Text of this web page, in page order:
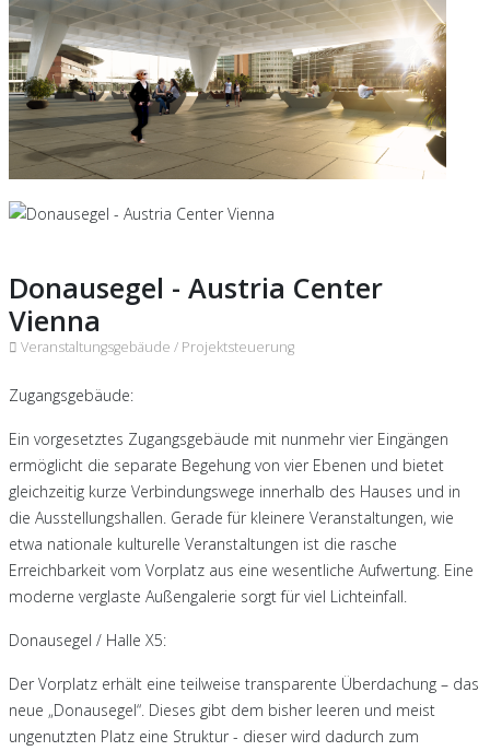
Donausegel - Austria Center
Vienna
Veranstaltungsgebäude / Projektsteuerung
Zugangsgebäude:
Ein vorgesetztes Zugangsgebäude mit nunmehr vier Eingängen
ermöglicht die separate Begehung von vier Ebenen und bietet
gleichzeitig kurze Verbindungswege innerhalb des Hauses und in
die Ausstellungshallen. Gerade für kleinere Veranstaltungen, wie
etwa nationale kulturelle Veranstaltungen ist die rasche
Erreichbarkeit vom Vorplatz aus eine wesentliche Aufwertung. Eine
moderne verglaste Außengalerie sorgt für viel Lichteinfall.
Donausegel / Halle X5:
Der Vorplatz erhält eine teilweise transparente Überdachung – das
neue „Donausegel“. Dieses gibt dem bisher leeren und meist
ungenutzten Platz eine Struktur - dieser wird dadurch zum